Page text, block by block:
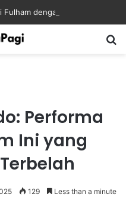
Performa
Ini yang
129 Less than a minute